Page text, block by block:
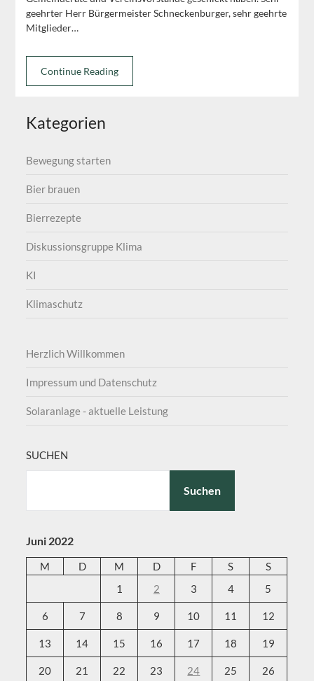
geehrter Herr Bürgermeister Schneckenburger, sehr geehrte
Mitglieder…
Continue Reading
Kategorien
Bewegung starten
Bier brauen
Bierrezepte
Diskussionsgruppe Klima
KI
Klimaschutz
Herzlich Willkommen
Impressum und Datenschutz
Solaranlage - aktuelle Leistung
SUCHEN
Suchen
Juni 2022
M D M D F S
S
1
2 3 4 5
6 7 8 9 10 11 12
13 14 15 16 17 18 19
20 21 22 23 24 25 26